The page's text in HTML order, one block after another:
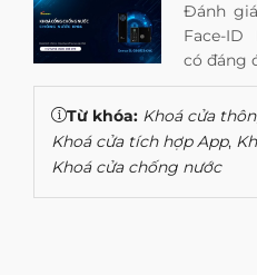
Đánh
Face-ID
có đáng
Từ khóa: Khoá cửa
Khoá cửa tích hợp App,
Khoá cửa chống nước